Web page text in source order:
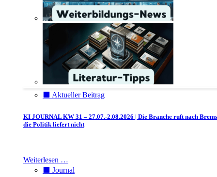
⬛️ Aktueller Beitrag
KI JOURNAL KW 31 – 27.07.-2.08.2026 | Die Branche ruft nach
die Politik liefert nicht
Weiterlesen …
⬛️ Journal